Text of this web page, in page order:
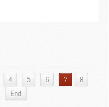
4 5 6 7
8
End